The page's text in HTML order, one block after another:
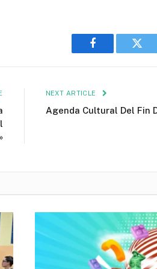
Facebook
NEXT ARTICLE
Agenda Cultural Del Fin